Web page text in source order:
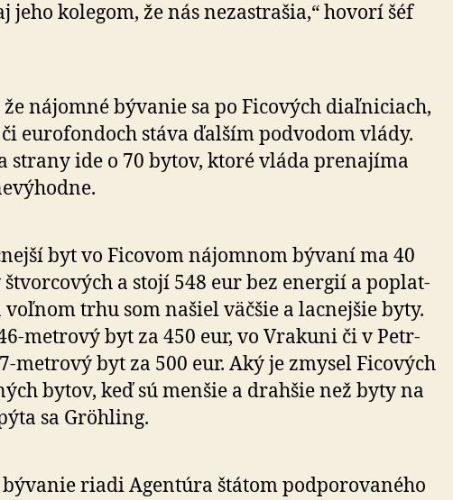
jeho kolegom, že nás nezastrašia,“ hovorí šéf
že nájomné bývanie sa po Ficových diaľniciach,
či eurofondoch stáva ďalším podvodom vlády.
strany ide o 70 bytov, ktoré vláda prenajíma
byt vo Ficovom nájomnom bývaní ma 40
a stojí 548 eur bez energií a po­plat­
voľnom trhu som našiel väčšie a lacnejšie byty.
metrový byt za 450 eur, vo Vrakuni či v Petr­
metrový byt za 500 eur. Aký je zmysel Ficových
bytov, keď sú menšie a drahšie než byty na
sa Gröhling.
riadi Agentúra štátom podporovaného